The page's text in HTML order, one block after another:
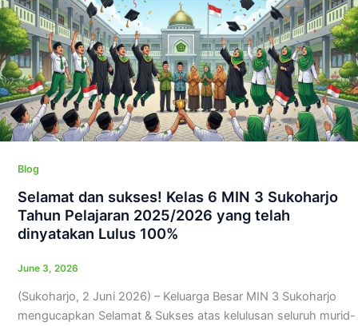
Blog
Selamat dan sukses! Kelas 6 MIN 3 Sukoharjo
Tahun Pelajaran 2025/2026 yang telah
dinyatakan Lulus 100%
June 3, 2026
(Sukoharjo, 2 Juni 2026) – Keluarga Besar MIN 3 Sukoharjo
mengucapkan Selamat & Sukses atas kelulusan seluruh murid-